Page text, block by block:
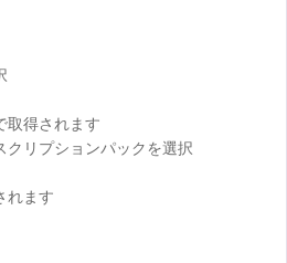
取得されます
クリプションパックを選択
れます